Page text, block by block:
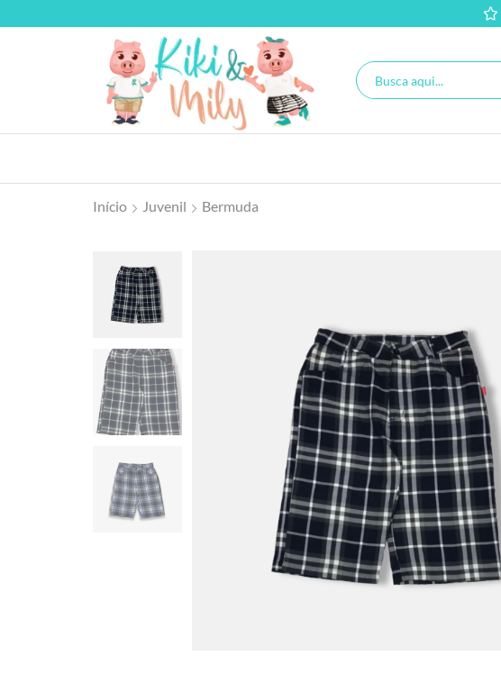
Início Juvenil Bermuda